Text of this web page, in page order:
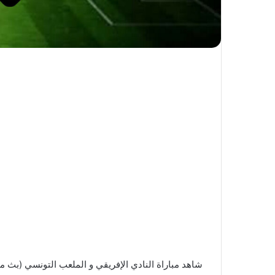
شاهد مباراة النادي الإفريقي و الملعب التونسي (بث